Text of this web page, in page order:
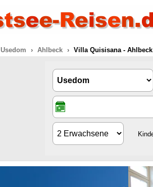
Usedom Ahlbeck Villa Quisisana -